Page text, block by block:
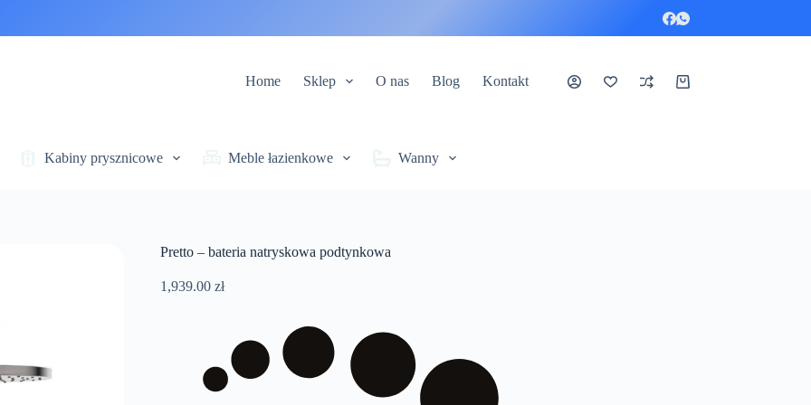
Home Sklep O nas Blog Kontakt Koszyk
Kabiny prysznicowe Meble łazienkowe Wanny
Pretto – bateria natryskowa podtynkowa
1,939.00 zł